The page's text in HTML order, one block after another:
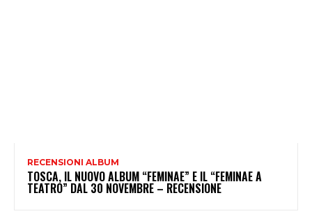
RECENSIONI ALBUM
TOSCA, IL NUOVO ALBUM “FEMINAE” E IL “FEMINAE A
TEATRO” DAL 30 NOVEMBRE – RECENSIONE